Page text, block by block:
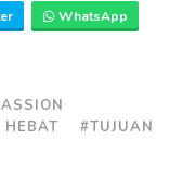
WhatsApp
#TUJUAN